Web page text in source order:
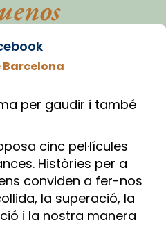
per gaudir i també
cinc pel·lícules
Històries per a
conviden a fer-nos
la superació, la
i la nostra manera